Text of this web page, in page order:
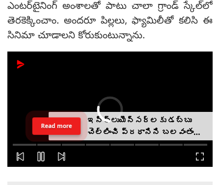
ఎంటర్‌టైనింగ్ అంశాలతో పాటు చాలా గ్రాండ్ స్కేల్‌లో
తెరకెక్కించాం. అందరూ పిల్లలు, ఫ్యామిలీతో కలిసి ఈ
సినిమా చూడాలని కోరుకుంటున్నాను.
ఇన్‌ఫ్లుయెన్సర్‌లకు డబ్బు
Read more